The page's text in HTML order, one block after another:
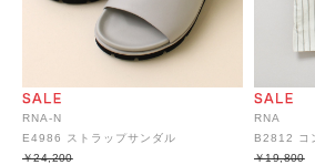
RNA-N
E4986 ストラップサンダル
￥24,200
RNA
￥19,800